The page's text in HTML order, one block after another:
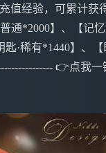
值经验，可累计获
通*2000】、【记
匙·稀有*1440】、
👉点我一